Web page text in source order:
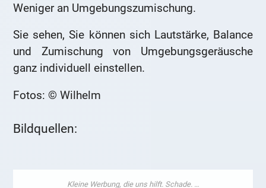
Weniger an Umgebungszumischung.
Sie sehen, Sie können sich Lautstärke, Balance
und Zumischung von Umgebungsgeräusche
ganz individuell einstellen.
Fotos: © Wilhelm
Bildquellen: